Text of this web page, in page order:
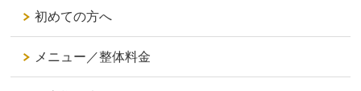
初めての方へ
メニュー／整体料金